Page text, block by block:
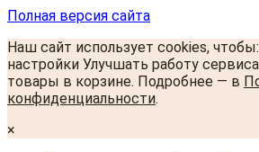
Полная версия сайта
Наш сайт использует cookies,
настройки Улучшать работу
товары в корзине. Подробнее — в
конфиденциальности.
×